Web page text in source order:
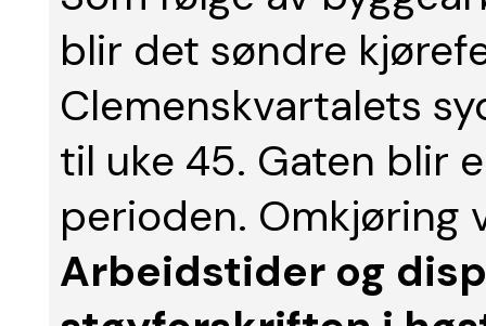
blir det søndre
Clemenskvartalets
til uke 45. Gaten blir
perioden. Omkjøring
Arbeidstider og